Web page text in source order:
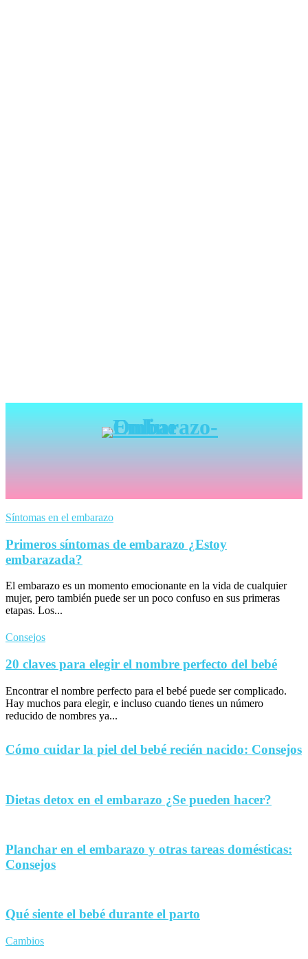
Síntomas en el embarazo
Primeros síntomas de embarazo ¿Estoy
embarazada?
El embarazo es un momento emocionante en la vida de cualquier
mujer, pero también puede ser un poco confuso en sus primeras
etapas. Los...
Consejos
20 claves para elegir el nombre perfecto del bebé
Encontrar el nombre perfecto para el bebé puede ser complicado.
Hay muchos para elegir, e incluso cuando tienes un número
reducido de nombres ya...
Cómo cuidar la piel del bebé recién nacido: Consejos
Dietas detox en el embarazo ¿Se pueden hacer?
Planchar en el embarazo y otras tareas domésticas:
Consejos
Qué siente el bebé durante el parto
Cambios